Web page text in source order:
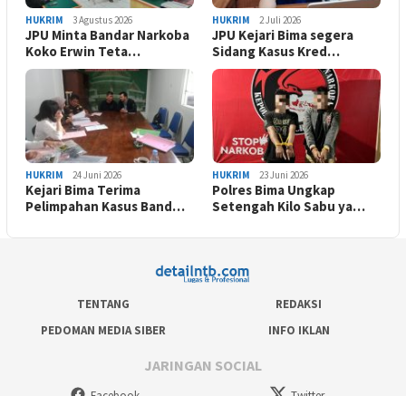
HUKRIM 3 Agustus 2026
JPU Minta Bandar Narkoba
Koko Erwin Teta…
HUKRIM 2 Juli 2026
JPU Kejari Bima segera
Sidang Kasus Kred…
HUKRIM 24 Juni 2026
Kejari Bima Terima
Pelimpahan Kasus Band…
HUKRIM 23 Juni 2026
Polres Bima Ungkap
Setengah Kilo Sabu ya…
TENTANG
REDAKSI
PEDOMAN MEDIA SIBER
INFO IKLAN
JARINGAN SOCIAL